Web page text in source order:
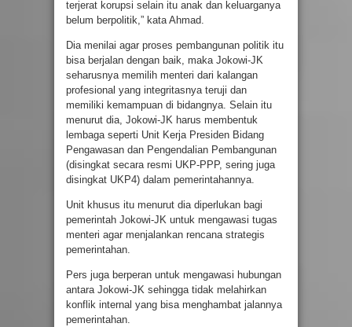
terjerat korupsi selain itu anak dan keluarganya
belum berpolitik,” kata Ahmad.
Dia menilai agar proses pembangunan politik itu
bisa berjalan dengan baik, maka Jokowi-JK
seharusnya memilih menteri dari kalangan
profesional yang integritasnya teruji dan
memiliki kemampuan di bidangnya. Selain itu
menurut dia, Jokowi-JK harus membentuk
lembaga seperti Unit Kerja Presiden Bidang
Pengawasan dan Pengendalian Pembangunan
(disingkat secara resmi UKP-PPP, sering juga
disingkat UKP4) dalam pemerintahannya.
Unit khusus itu menurut dia diperlukan bagi
pemerintah Jokowi-JK untuk mengawasi tugas
menteri agar menjalankan rencana strategis
pemerintahan.
Pers juga berperan untuk mengawasi hubungan
antara Jokowi-JK sehingga tidak melahirkan
konflik internal yang bisa menghambat jalannya
pemerintahan.